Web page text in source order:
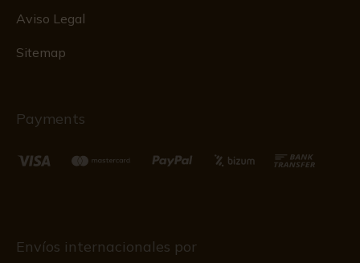
Aviso Legal
Sitemap
Payments
Envíos internacionales por